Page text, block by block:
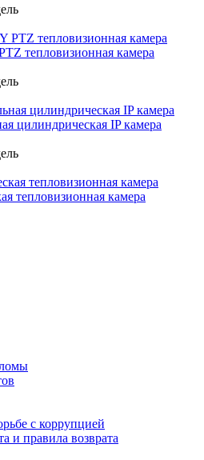
тепловизионная камера
цилиндрическая IP камера
тепловизионная камера
с коррупцией
и правила возврата